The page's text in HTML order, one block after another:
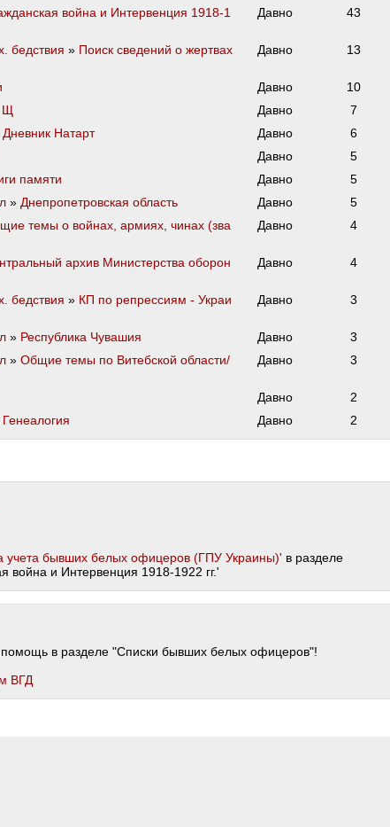
война и Интервенция 1918-1
Давно 43
бедствия » Поиск сведений о жертвах
Давно 13
Давно
10
Щ Давно
7
Дневник Натарт Давно
6
Давно
5
памяти Давно
5
» Днепропетровская область Давно
5
темы о войнах, армиях, чинах (зва
Давно 4
архив Министерства оборон
Давно 4
бедствия » КП по репрессиям - Украи
Давно 3
» Республика Чувашия Давно
3
» Общие темы по Витебской области/
Давно 3
Давно
2
Генеалогия Давно 2
учета бывших белых офицеров (ГПУ Украины)' в разделе
война и Интервенция 1918-1922 гг.'
в разделе "Списки бывших белых офицеров"!
ВГД